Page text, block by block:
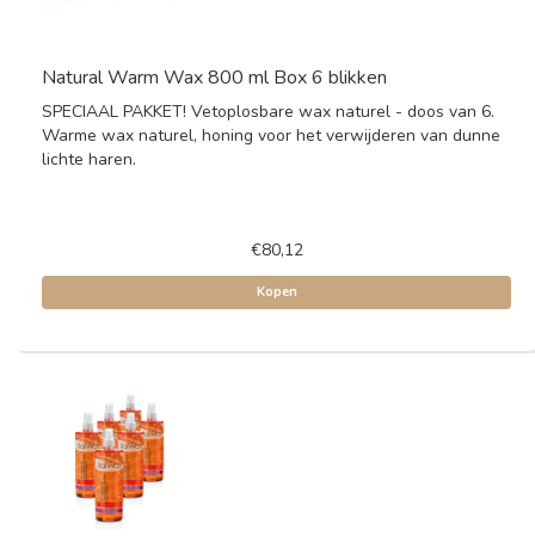
Natural Warm Wax 800 ml Box 6 blikken
SPECIAAL PAKKET! Vetoplosbare wax naturel - doos van 6.
Warme wax naturel, honing voor het verwijderen van dunne
lichte haren.
€80,12
Kopen